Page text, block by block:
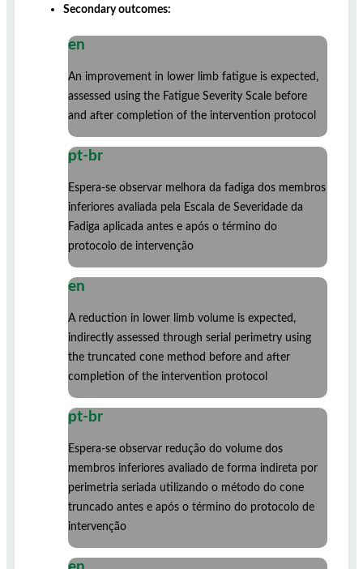
Secondary outcomes:
en
An improvement in lower limb fatigue is expected,
assessed using the Fatigue Severity Scale before
and after completion of the intervention protocol
pt-br
Espera-se observar melhora da fadiga dos membros
inferiores avaliada pela Escala de Severidade da
Fadiga aplicada antes e após o término do
protocolo de intervenção
en
A reduction in lower limb volume is expected,
indirectly assessed through serial perimetry using
the truncated cone method before and after
completion of the intervention protocol
pt-br
Espera-se observar redução do volume dos
membros inferiores avaliado de forma indireta por
perimetria seriada utilizando o método do cone
truncado antes e após o término do protocolo de
intervenção